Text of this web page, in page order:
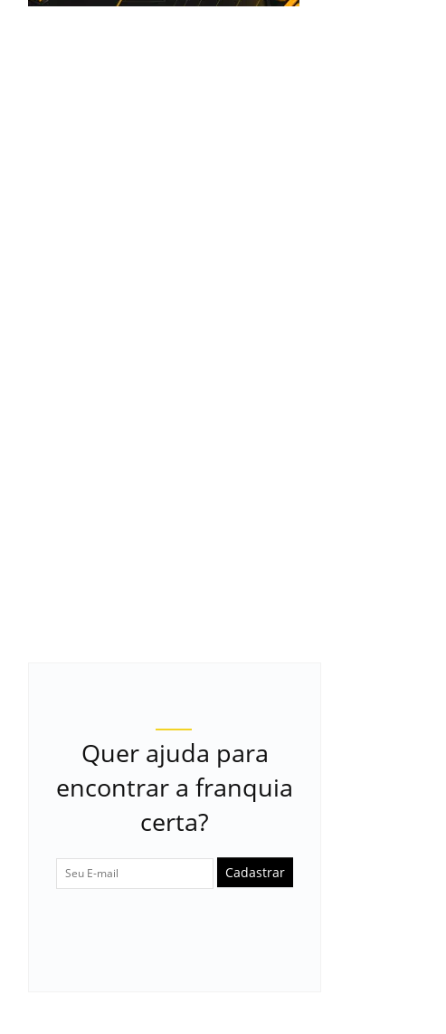
Quer ajuda para
encontrar a franquia
certa?
Cadastrar